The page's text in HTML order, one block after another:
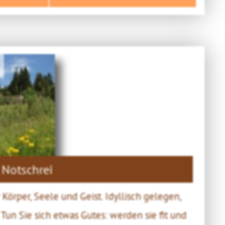
Seele und Geist. Idyllisch gelegen,
Sie sich etwas Gutes: werden sie fit und